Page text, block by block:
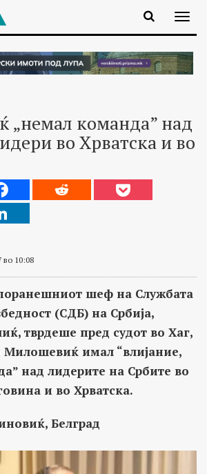
команда” над
во Хрватска и во
во 10:08
шеф на Службата
(СДБ) на Србија,
тврдеше пред судот во Хаг,
Милошевиќ имал “влијание,
над лидерите на Србите во
и во Хрватска.
Белград